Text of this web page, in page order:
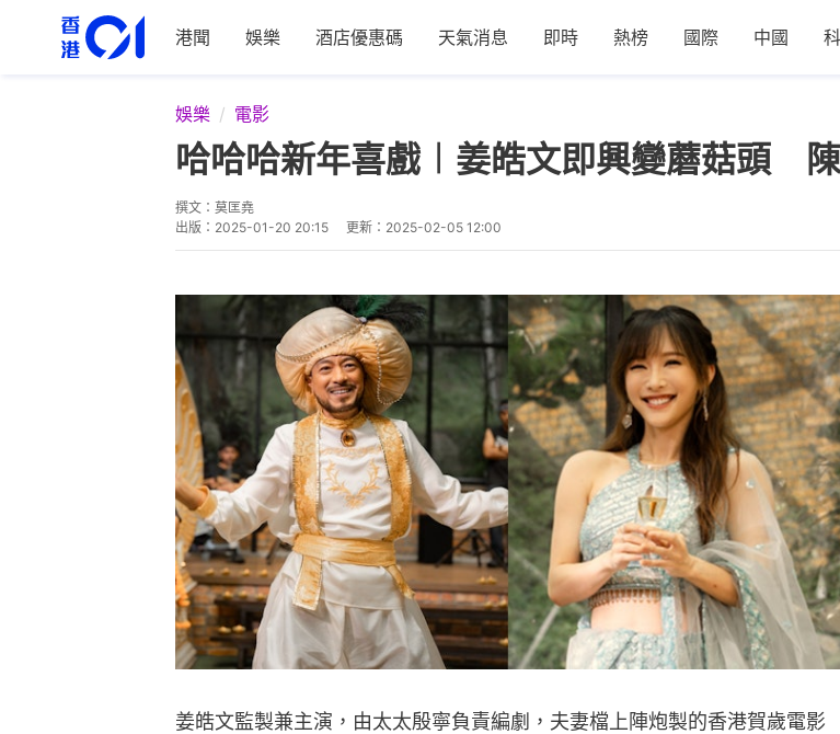
港聞 娛樂 酒店優惠碼 天氣消息 即時 熱榜 國際 中國
娛樂 電影
哈哈哈新年喜戲︱姜皓文即興變蘑菇頭
撰文： 莫匡堯
出版： 2025-01-20 20:15 更新： 2025-02-05 12:00
姜皓文監製兼主演，由太太殷寧負責編劇，夫妻檔上陣炮製的香港賀歲電影